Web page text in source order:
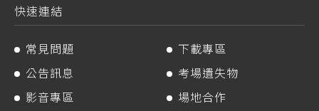
快速連結
常見問題
下載專區
公告訊息
考場遺失物
影音專區
場地合作